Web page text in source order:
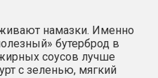
намазки. Именно
бутерброд в
соусов лучше
с зеленью, мягкий